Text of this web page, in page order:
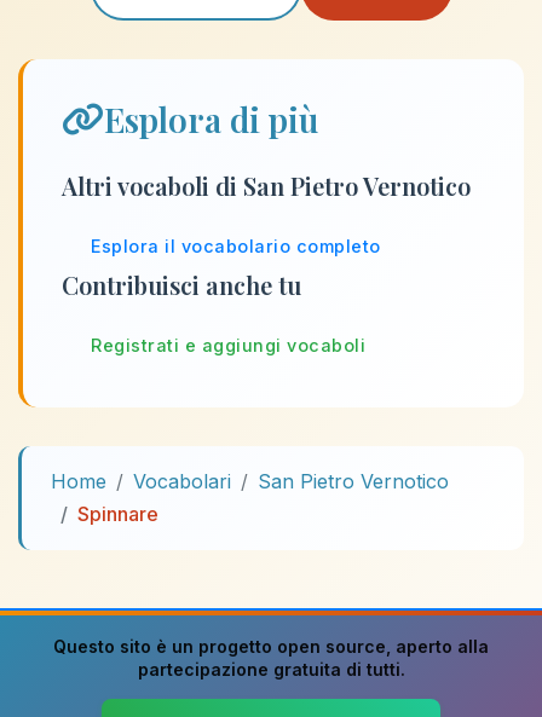
Esplora di più
Altri vocaboli di San Pietro Vernotico
Esplora il vocabolario completo
Contribuisci anche tu
Registrati e aggiungi vocaboli
Home Vocabolari
San Pietro Vernotico
Spinnare
Questo sito è un progetto open source , aperto alla
partecipazione gratuita di tutti.